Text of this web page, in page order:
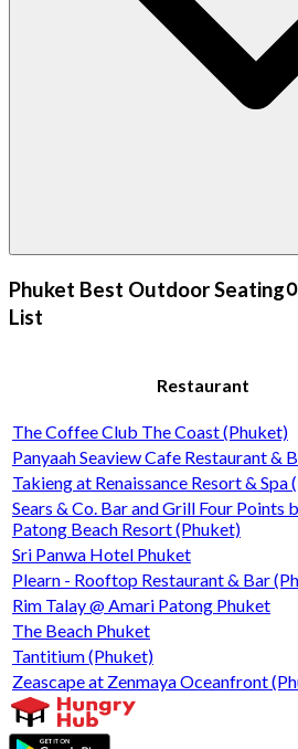
Phuket Best Outdoor Seating
List
Restaurant
The Coffee Club The Coast (Phuket)
Panyaah Seaview Cafe Restaurant &
Takieng at Renaissance Resort & Spa
Sears & Co. Bar and Grill Four Points
Patong Beach Resort (Phuket)
Sri Panwa Hotel Phuket
Plearn - Rooftop Restaurant & Bar
Rim Talay @ Amari Patong Phuket
The Beach Phuket
Tantitium (Phuket)
Zeascape at Zenmaya Oceanfront